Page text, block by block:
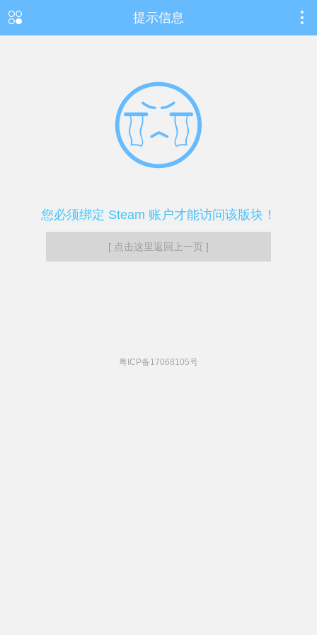
提示信息
您必须绑定 Steam 账户才能访问该版块！
[ 点击这里返回上一页 ]
粤ICP备17068105号